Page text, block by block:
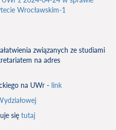
Wrocławskim-1
związanych ze studiami
na adres
na UWr - link
się tutaj